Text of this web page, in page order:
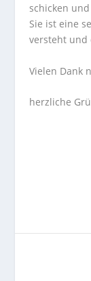
schicken
Sie ist eine
versteht und
Vielen Dank
herzliche